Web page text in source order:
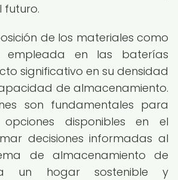
futuro.
de los materiales como
empleada en las baterías
significativo en su densidad
de almacenamiento.
son fundamentales para
disponibles en el
decisiones informadas al
de almacenamiento de
un hogar sostenible y